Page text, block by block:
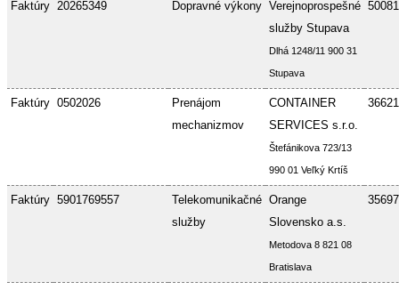
Faktúry 20265349 Dopravné výkony Verejnoprospešné
služby Stupava
Dlhá 1248/11 900 31
Stupava
Faktúry 0502026
Prenájom
mechanizmov
CONTAINER
SERVICES s.r.o.
Štefánikova 723/13
990 01 Veľký Krtíš
Faktúry 5901769557
Telekomunikačné
služby
Orange
Slovensko a.s.
Metodova 8 821 08
Bratislava